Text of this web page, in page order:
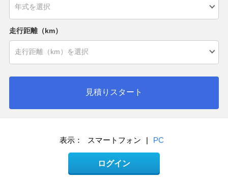
走行距離（km）
見積りスタート
表示： スマートフォン | PC
ログイン